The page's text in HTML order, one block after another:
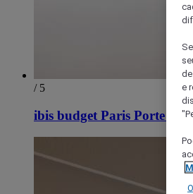
/ 5
ibis budget Paris Porte de
e